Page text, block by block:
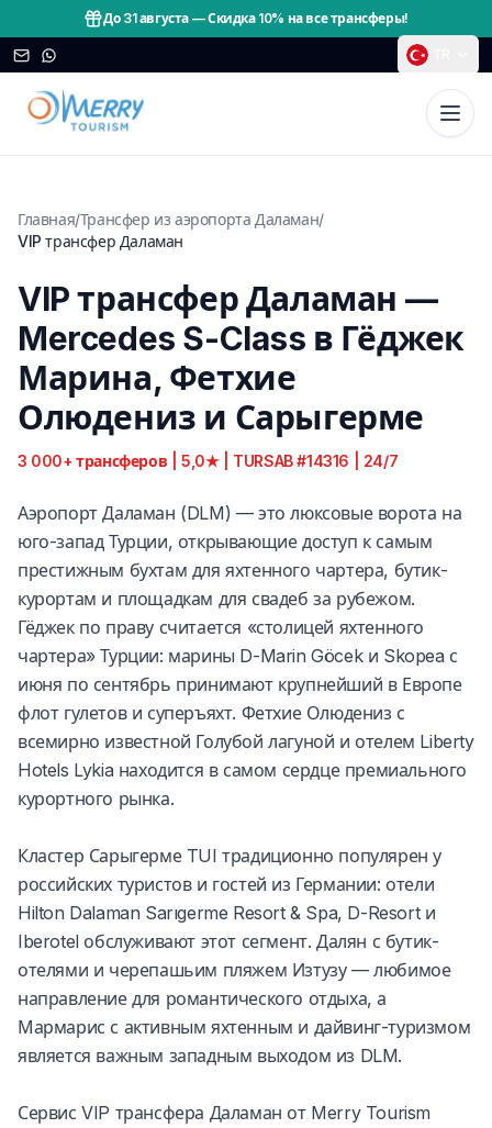
До 31 августа —Скидка 10% на все трансферы!
Главная/Трансфер из аэропорта Даламан/
VIP трансфер Даламан
VIP трансфер Даламан —
Mercedes S-Class в Гёджек
Марина, Фетхие
Олюдениз и Сарыгерме
3 000+ трансферов | 5,0★ | TURSAB #14316 | 24/7
Аэропорт Даламан (DLM) — это люксовые ворота на
юго-запад Турции, открывающие доступ к самым
престижным бухтам для яхтенного чартера, бутик-
курортам и площадкам для свадеб за рубежом.
Гёджек по праву считается «столицей яхтенного
чартера» Турции: марины D-Marin Göcek и Skopea с
июня по сентябрь принимают крупнейший в Европе
флот гулетов и суперъяхт. Фетхие Олюдениз с
всемирно известной Голубой лагуной и отелем Liberty
Hotels Lykia находится в самом сердце премиального
курортного рынка.
Кластер Сарыгерме TUI традиционно популярен у
российских туристов и гостей из Германии: отели
Hilton Dalaman Sarıgerme Resort & Spa, D-Resort и
Iberotel обслуживают этот сегмент. Далян с бутик-
отелями и черепашьим пляжем Изтузу — любимое
направление для романтического отдыха, а
Мармарис с активным яхтенным и дайвинг-туризмом
является важным западным выходом из DLM.
Сервис VIP трансфера Даламан от Merry Tourism